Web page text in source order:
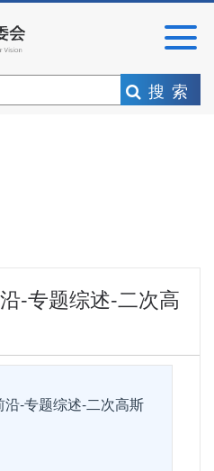
搜索
-专题综述-二次高
-专题综述-二次高斯